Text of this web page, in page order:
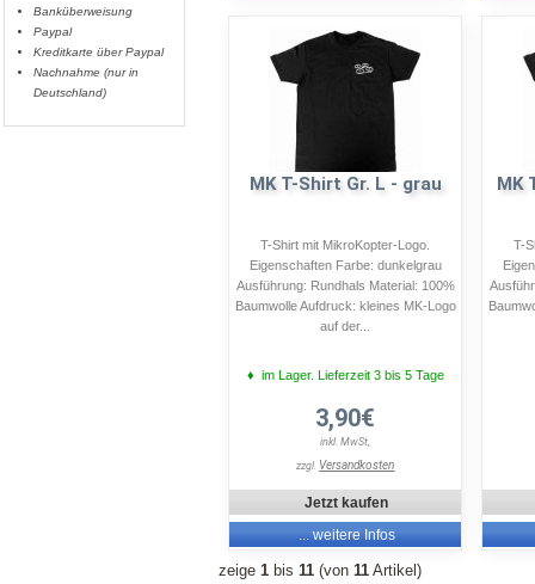
Banküberweisung
Paypal
Kreditkarte über Paypal
Nachnahme (nur in
Deutschland)
MK T-Shirt Gr. L - grau
T-Shirt mit MikroKopter-Logo.
Eigenschaften Farbe: dunkelgrau
Ausführung: Rundhals Material: 100%
Baumwolle Aufdruck: kleines MK-Logo
auf der...
♦ im Lager. Lieferzeit 3 bis 5 Tage
3,90€
inkl. MwSt,
zzgl. Versandkosten
Jetzt kaufen
... weitere Infos
MK
T-
zeige1 bis11 (von11 Artikel)